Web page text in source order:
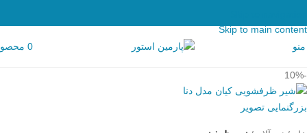
Skip to main content
منو
0
-10%
بزرگنمایی تصویر